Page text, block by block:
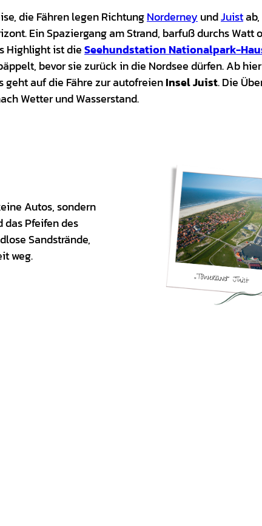
die Fähren legen RichtungNorderneyundJuistab,
Ein Spaziergang am Strand, barfuß durchs Watt
Highlight ist dieSeehundstation Nationalpark-
bevor sie zurück in die Nordsee dürfen. Ab
geht auf die Fähre zur autofreienInsel Juist. Die
Wetter und Wasserstand.
Autos, sondern
das Pfeifen des
Sandstrände,
weg.